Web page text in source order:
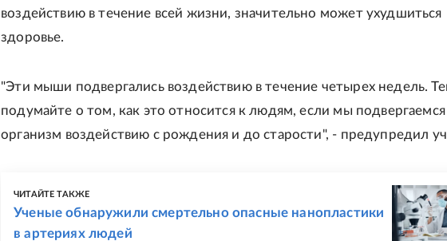
воздействию в течение всей жизни, значительно может ухудшиться
здоровье.
"Эти мыши подвергались воздействию в течение четырех недель.
подумайте о том, как это относится к людям, если мы подвергаемся
организм воздействию с рождения и до старости", - предупредил
ЧИТАЙТЕ ТАКЖЕ
Ученые обнаружили смертельно опасные нанопластики
в артериях людей